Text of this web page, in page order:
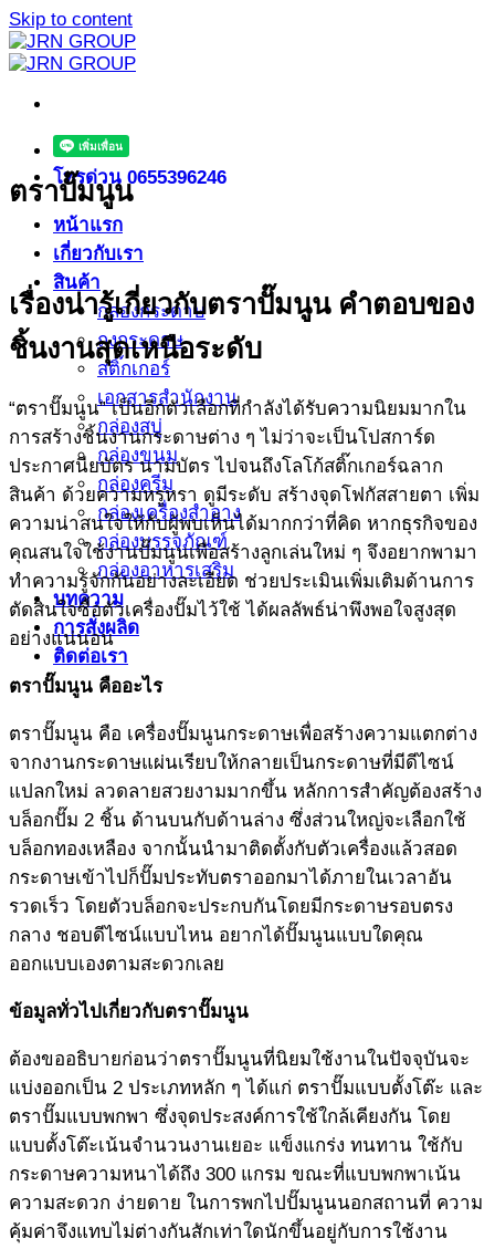
Skip to content
โทรด่วน 0655396246
หน้าแรก
เกี่ยวกับเรา
สินค้า
กล่องกระดาษ
ถุงกระดาษ
สติ๊กเกอร์
เอกสารสำนักงาน
กล่องสบู่
กล่องขนม
กล่องครีม
กล่องเครื่องสำอาง
กล่องบรรจุภัณฑ์
กล่องอาหารเสริม
บทความ
การสั่งผลิด
ติดต่อเรา
ตราปั๊มนูน
เรื่องน่ารู้เกี่ยวกับตราปั๊มนูน คำตอบของ
ชิ้นงานสุดเหนือระดับ
“ตราปั๊มนูน” เป็นอีกตัวเลือกที่กำลังได้รับความนิยมมากใน
การสร้างชิ้นงานกระดาษต่าง ๆ ไม่ว่าจะเป็นโปสการ์ด
ประกาศนียบัตร นามบัตร ไปจนถึงโลโก้สติ๊กเกอร์ฉลาก
สินค้า ด้วยความหรูหรา ดูมีระดับ สร้างจุดโฟกัสสายตา เพิ่ม
ความน่าสนใจให้กับผู้พบเห็นได้มากกว่าที่คิด หากธุรกิจของ
คุณสนใจใช้งานปั๊มนูนเพื่อสร้างลูกเล่นใหม่ ๆ จึงอยากพามา
ทำความรู้จักกันอย่างละเอียด ช่วยประเมินเพิ่มเติมด้านการ
ตัดสินใจซื้อตัวเครื่องปั๊มไว้ใช้ ได้ผลลัพธ์น่าพึงพอใจสูงสุด
อย่างแน่นอน
ตราปั๊มนูน คืออะไร
ตราปั๊มนูน คือ เครื่องปั๊มนูนกระดาษเพื่อสร้างความแตกต่าง
จากงานกระดาษแผ่นเรียบให้กลายเป็นกระดาษที่มีดีไซน์
แปลกใหม่ ลวดลายสวยงามมากขึ้น หลักการสำคัญต้องสร้าง
บล็อกปั๊ม 2 ชิ้น ด้านบนกับด้านล่าง ซึ่งส่วนใหญ่จะเลือกใช้
บล็อกทองเหลือง จากนั้นนำมาติดตั้งกับตัวเครื่องแล้วสอด
กระดาษเข้าไปก็ปั๊มประทับตราออกมาได้ภายในเวลาอัน
รวดเร็ว โดยตัวบล็อกจะประกบกันโดยมีกระดาษรอบตรง
กลาง ชอบดีไซน์แบบไหน อยากได้ปั๊มนูนแบบใดคุณ
ออกแบบเองตามสะดวกเลย
ข้อมูลทั่วไปเกี่ยวกับตราปั๊มนูน
ต้องขออธิบายก่อนว่าตราปั๊มนูนที่นิยมใช้งานในปัจจุบันจะ
แบ่งออกเป็น 2 ประเภทหลัก ๆ ได้แก่ ตราปั๊มแบบตั้งโต๊ะ และ
ตราปั๊มแบบพกพา ซึ่งจุดประสงค์การใช้ใกล้เคียงกัน โดย
แบบตั้งโต๊ะเน้นจำนวนงานเยอะ แข็งแกร่ง ทนทาน ใช้กับ
กระดาษความหนาได้ถึง 300 แกรม ขณะที่แบบพกพาเน้น
ความสะดวก ง่ายดาย ในการพกไปปั๊มนูนนอกสถานที่ ความ
คุ้มค่าจึงแทบไม่ต่างกันสักเท่าใดนักขึ้นอยู่กับการใช้งาน